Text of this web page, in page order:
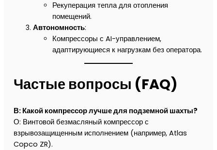
Рекуперация тепла для отопления
помещений.
Автономность:
Компрессоры с AI-управлением,
адаптирующиеся к нагрузкам без оператора.
Частые вопросы (FAQ)
В: Какой компрессор лучше для подземной шахты?
О: Винтовой безмасляный компрессор с
взрывозащищенным исполнением (например, Atlas
Copco ZR).